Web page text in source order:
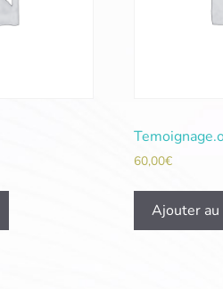
60,00€
Ajouter au